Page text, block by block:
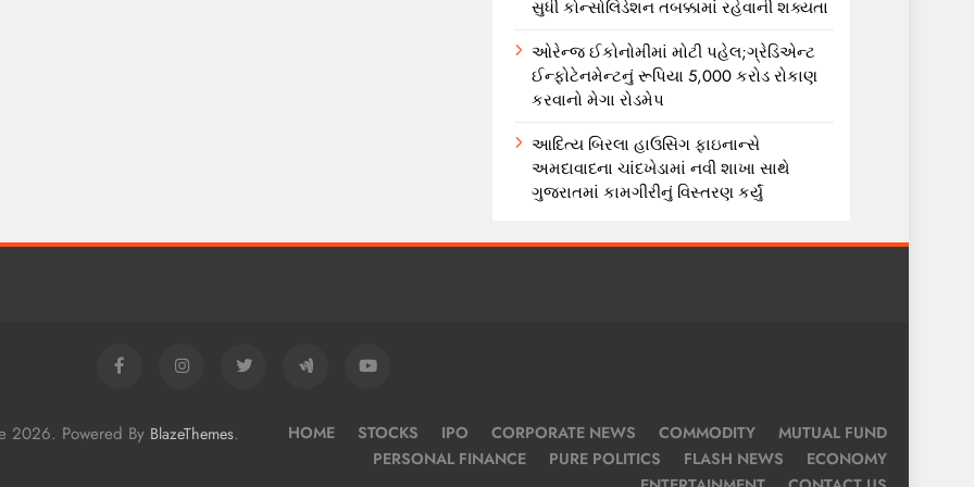
સુધી કોન્સોલિડેશન તબક્કામાં રહેવાની શક્યતા
ઓરેન્જ ઈકોનોમીમાં મોટી પહેલ;ગ્રેડિએન્ટ
ઈન્ફોટેનમેન્ટનું રૂપિયા 5,000 કરોડ રોકાણ
કરવાનો મેગા રોડમેપ
આદિત્ય બિરલા હાઉસિંગ ફાઇનાન્સે
અમદાવાદના ચાંદખેડામાં નવી શાખા સાથે
ગુજરાતમાં કામગીરીનું વિસ્તરણ કર્યું
2026. Powered By BlazeThemes. HOME STOCKS IPO CORPORATE NEWS COMMODITY
MUTUAL FUND
PERSONAL FINANCE
PURE POLITICS FLASH NEWS
ECONOMY